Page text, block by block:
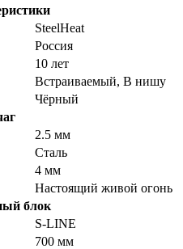
SteelHeat
Россия
10 лет
Встраиваемый, В нишу
Чёрный
2.5 мм
Сталь
4 мм
Настоящий живой огонь
блок
S-LINE
700 мм